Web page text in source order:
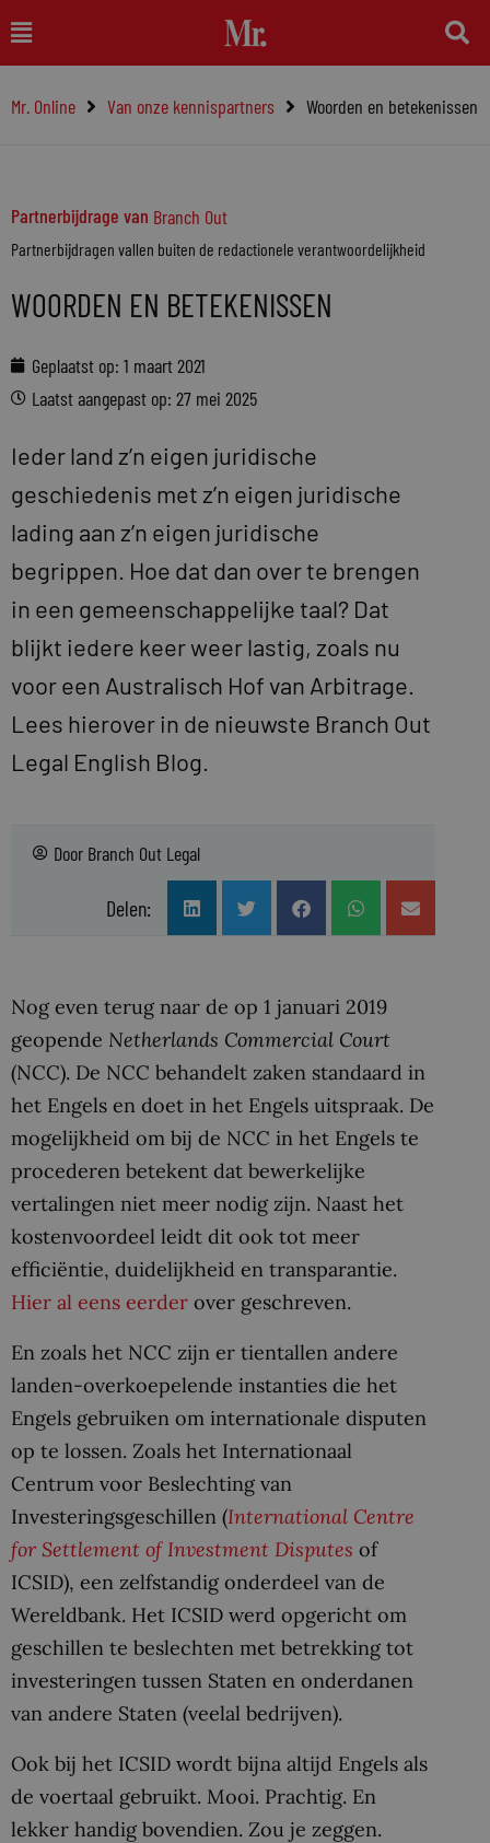
naar
inhoud
Main
Menu
Mr. Online Van onze kennispartners Woorden en betekenissen
Partnerbijdrage van Branch Out
Partnerbijdragen vallen buiten de redactionele verantwoordelijkheid
WOORDEN EN BETEKENISSEN
Geplaatst op: 1 maart 2021
Laatst aangepast op: 27 mei 2025
Ieder land z’n eigen juridische
geschiedenis met z’n eigen juridische
lading aan z’n eigen juridische
begrippen. Hoe dat dan over te brengen
in een gemeenschappelijke taal? Dat
blijkt iedere keer weer lastig, zoals nu
voor een Australisch Hof van Arbitrage.
Lees hierover in de nieuwste Branch Out
Legal English Blog.
Door Branch Out Legal
Delen:
Nog even terug naar de op 1 januari 2019
geopende Netherlands Commercial Court
(NCC). De NCC behandelt zaken standaard in
het Engels en doet in het Engels uitspraak. De
mogelijkheid om bij de NCC in het Engels te
procederen betekent dat bewerkelijke
vertalingen niet meer nodig zijn. Naast het
kostenvoordeel leidt dit ook tot meer
efficiëntie, duidelijkheid en transparantie.
Hier al eens eerder over geschreven.
En zoals het NCC zijn er tientallen andere
landen-overkoepelende instanties die het
Engels gebruiken om internationale disputen
op te lossen. Zoals het Internationaal
Centrum voor Beslechting van
Investeringsgeschillen (International Centre
for Settlement of Investment Disputes of
ICSID), een zelfstandig onderdeel van de
Wereldbank. Het ICSID werd opgericht om
geschillen te beslechten met betrekking tot
investeringen tussen Staten en onderdanen
van andere Staten (veelal bedrijven).
Ook bij het ICSID wordt bijna altijd Engels als
de voertaal gebruikt. Mooi. Prachtig. En
lekker handig bovendien. Zou je zeggen.